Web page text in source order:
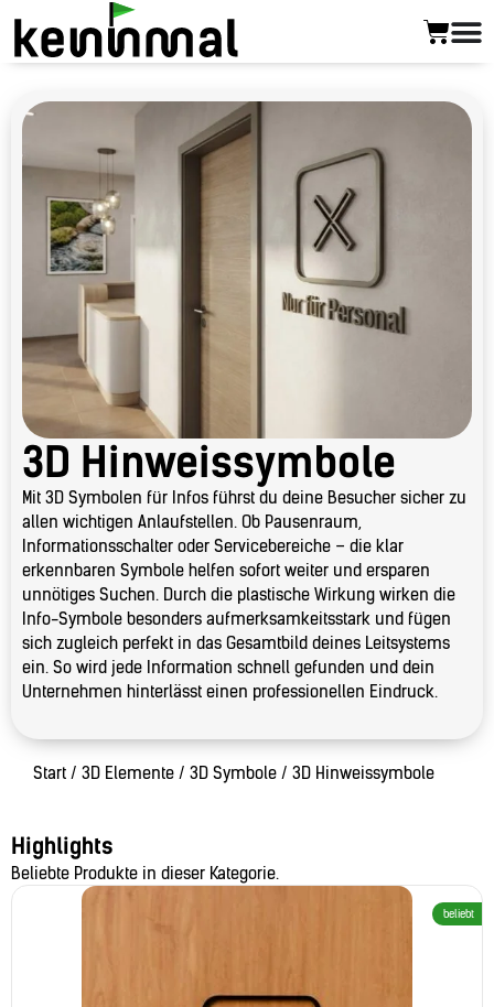
3D Hinweissymbole
Mit 3D Symbolen für Infos führst du deine Besucher sicher zu
allen wichtigen Anlaufstellen. Ob Pausenraum,
Informationsschalter oder Servicebereiche – die klar
erkennbaren Symbole helfen sofort weiter und ersparen
unnötiges Suchen. Durch die plastische Wirkung wirken die
Info-Symbole besonders aufmerksamkeitsstark und fügen
sich zugleich perfekt in das Gesamtbild deines Leitsystems
ein. So wird jede Information schnell gefunden und dein
Unternehmen hinterlässt einen professionellen Eindruck.
Start / 3D Elemente / 3D Symbole / 3D Hinweissymbole
Highlights
Beliebte Produkte in dieser Kategorie.
beliebt